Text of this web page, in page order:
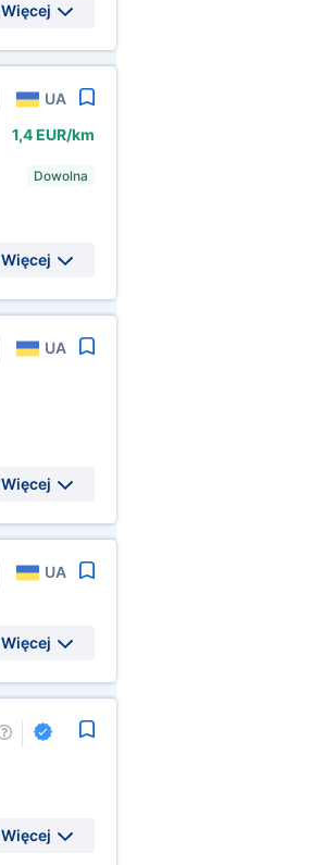
Więcej
UA
1,4 EUR/km
Dowolna
Więcej
UA
Więcej
UA
Więcej
Więcej